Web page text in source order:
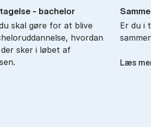
- ba­chel­or
skal gøre for at blive
hvordan
sker i løbet af
Er du i
Læs